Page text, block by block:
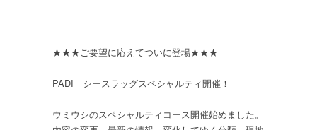
★★★ご要望に応えてついに登場★★★
PADI シースラッグスペシャルティ開催！
ウミウシのスペシャルティコース開催始めました。